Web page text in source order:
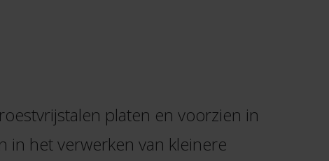
platen en voorzien in
in het verwerken van kleinere